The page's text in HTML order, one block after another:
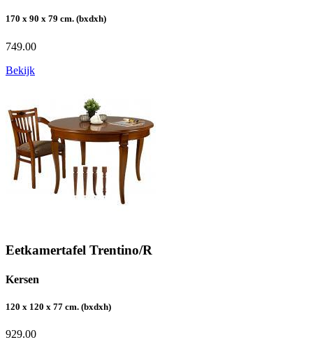
170 x 90 x 79 cm. (bxdxh)
749.00
Bekijk
Eetkamertafel Trentino/R
Kersen
120 x 120 x 77 cm. (bxdxh)
929.00